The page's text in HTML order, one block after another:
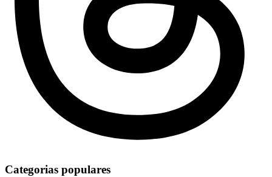
Categorias populares